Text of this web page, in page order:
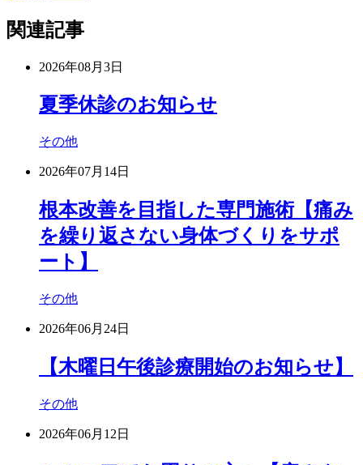
関連記事
2026年08月3日
夏季休診のお知らせ
その他
2026年07月14日
根本改善を目指した専門施術【痛み
を繰り返さない身体づくりをサポ
ート】
その他
2026年06月24日
【木曜日午後診療開始のお知らせ】
その他
2026年06月12日